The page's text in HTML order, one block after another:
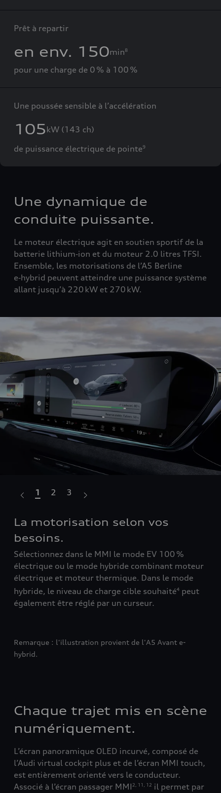
Prêt à repartir
en env. 150min8
pour une charge de 0 % à 100 %
Une poussée sensible à l’accélération
105kW (143 ch)
de puissance électrique de pointe9
Une dynamique de
conduite puissante.
Le moteur électrique agit en soutien sportif de la
batterie lithium‑ion et du moteur 2.0 litres TFSI .
Ensemble, les motorisations de l’A5 Berline
e‑hybrid peuvent atteindre une puissance système
allant jusqu’à 220 kW et 270 kW.
La motorisation selon vos
besoins.
Sélectionnez dans le MMI le mode EV 100 %
électrique ou le mode hybride combinant moteur
électrique et moteur thermique. Dans le mode
hybride, le niveau de charge cible souhaité4 peut
également être réglé par un curseur.
Remarque : l'illustration provient de l'A5 Avant e-
hybrid.
1 2 3
Chaque trajet mis en scène
numériquement.
L’écran panoramique OLED incurvé, composé de
l’Audi virtual cockpit plus et de l’écran MMI touch,
est entièrement orienté vers le conducteur.
Associé à l’écran passager MMI 2 11 12 il permet par